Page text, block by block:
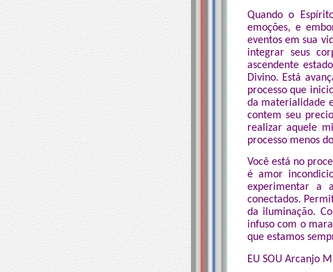
Quando o
emoções, e
eventos em sua
integrar seus
ascendente
Divino. Está
processo que
da materialidade
contem seu
realizar aquele
processo menos
Você está no
é amor
experimentar a
conectados.
da iluminação.
infuso com o
que estamos
EU SOU Arcanjo